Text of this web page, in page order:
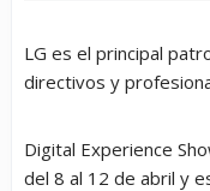
LG es el principal
directivos y
Digital Experience
del 8 al 12 de abril y